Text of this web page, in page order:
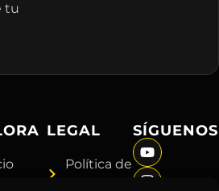
tu
LEGAL
Política de
SÍGUENOS